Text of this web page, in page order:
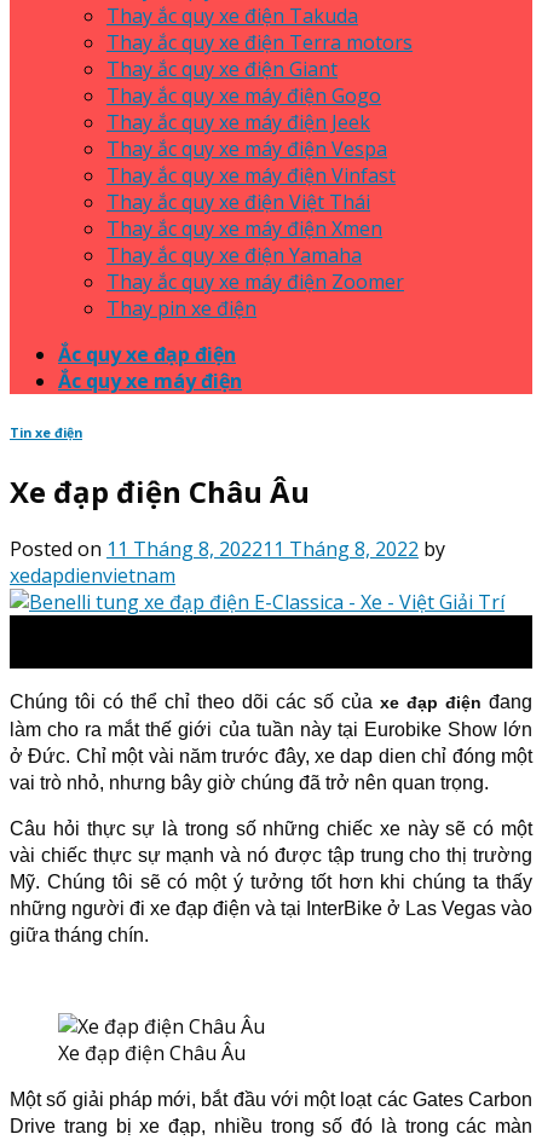
Thay ắc quy xe điện Takuda
Thay ắc quy xe điện Terra motors
Thay ắc quy xe điện Giant
Thay ắc quy xe máy điện Gogo
Thay ắc quy xe máy điện Jeek
Thay ắc quy xe máy điện Vespa
Thay ắc quy xe máy điện Vinfast
Thay ắc quy xe điện Việt Thái
Thay ắc quy xe máy điện Xmen
Thay ắc quy xe điện Yamaha
Thay ắc quy xe máy điện Zoomer
Thay pin xe điện
Ắc quy xe đạp điện
Ắc quy xe máy điện
Tin xe điện
Xe đạp điện Châu Âu
Posted on 11 Tháng 8, 202211 Tháng 8, 2022 by
xedapdienvietnam
Chúng tôi có thể chỉ theo dõi các số của xe đạp điện đang
làm cho ra mắt thế giới của tuần này tại Eurobike Show lớn
ở Đức. Chỉ một vài năm trước đây, xe dap dien chỉ đóng một
vai trò nhỏ, nhưng bây giờ chúng đã trở nên quan trọng.
Câu hỏi thực sự là trong số những chiếc xe này sẽ có một
vài chiếc thực sự mạnh và nó được tập trung cho thị trường
Mỹ. Chúng tôi sẽ có một ý tưởng tốt hơn khi chúng ta thấy
những người đi xe đạp điện và tại InterBike ở Las Vegas vào
giữa tháng chín.
Xe đạp điện Châu Âu
Một số giải pháp mới, bắt đầu với một loạt các Gates Carbon
Drive trang bị xe đạp, nhiều trong số đó là trong các màn